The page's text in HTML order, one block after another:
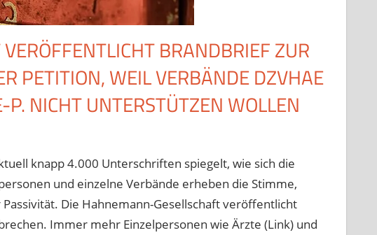
BRANDBRIEF ZUR
PETITION, WEIL VERBÄNDE DZVHAE
NICHT UNTERSTÜTZEN WOLLEN
knapp 4.000 Unterschriften spiegelt, wie sich die
und einzelne Verbände erheben die Stimme,
Die Hahnemann-Gesellschaft veröffentlicht
Immer mehr Einzelpersonen wie Ärzte (Link) und